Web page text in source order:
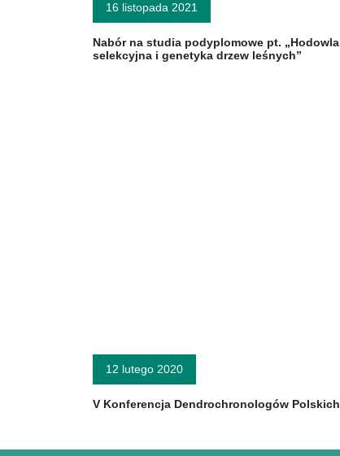
16 listopada 2021
Nabór na studia podyplomowe pt. „Hodowla
selekcyjna i genetyka drzew leśnych”
12 lutego 2020
V Konferencja Dendrochronologów Polskich